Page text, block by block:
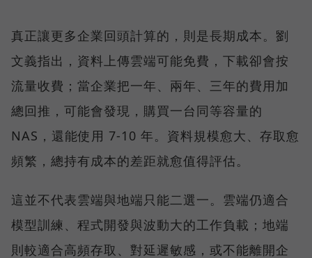
真正讓更多企業回頭計算的，則是長期成本。劉
文義指出，資料上傳雲端可能免費，下載卻會按
流量收費；當企業把一年、兩年、三年的費用加
總回推，可能會發現，購買一台同等容量的
NAS，還能使用 7-10 年。資料規模愈大、存取愈
頻繁，總持有成本的差距就愈值得評估。
這並不代表雲端與地端只能二選一。雲端仍適合
模型訓練、程式開發與波動大的工作負載；地端
則較適合高頻存取、對延遲敏感，或不能離開企